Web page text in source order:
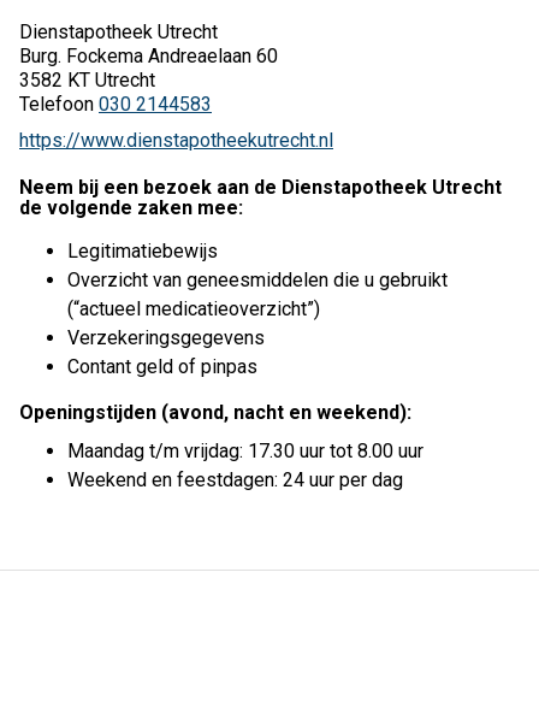
Dienstapotheek Utrecht
Burg. Fockema Andreaelaan 60
3582 KT Utrecht
Telefoon 030 2144583
https://www.dienstapotheekutrecht.nl
Neem bij een bezoek aan de Dienstapotheek Utrecht
de volgende zaken mee:
Legitimatiebewijs
Overzicht van geneesmiddelen die u gebruikt
(“actueel medicatieoverzicht”)
Verzekeringsgegevens
Contant geld of pinpas
Openingstijden (avond, nacht en weekend):
Maandag t/m vrijdag: 17.30 uur tot 8.00 uur
Weekend en feestdagen: 24 uur per dag